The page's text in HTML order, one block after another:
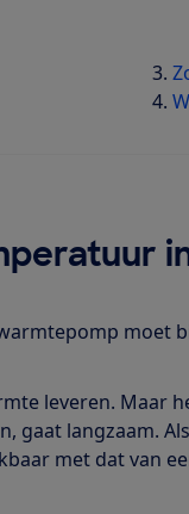
moet
leveren. Maar
gaat langzaam.
met dat van